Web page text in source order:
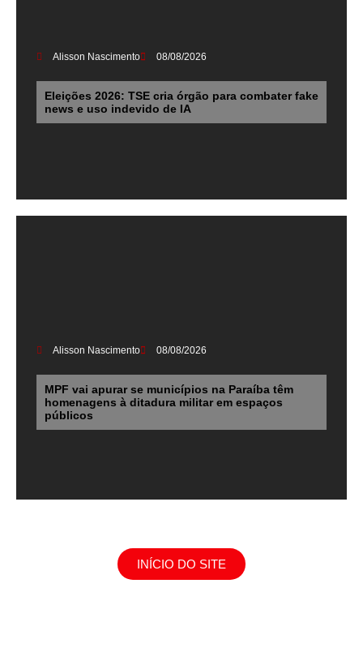
Alisson Nascimento 08/08/2026
Eleições 2026: TSE cria órgão para combater fake
news e uso indevido de IA
Alisson Nascimento 08/08/2026
MPF vai apurar se municípios na Paraíba têm
homenagens à ditadura militar em espaços
públicos
INÍCIO DO SITE